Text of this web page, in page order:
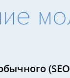
(SEO
для ИИ
и практика